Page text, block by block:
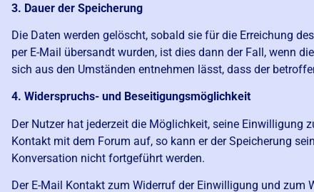
3. Dauer der Speicherung
Die Daten werden gelöscht, sobald sie für die Erreichung
per E-Mail übersandt wurden, ist dies dann der Fall, wenn
sich aus den Umständen entnehmen lässt, dass der
4. Widerspruchs- und Beseitigungsmöglichkeit
Der Nutzer hat jederzeit die Möglichkeit, seine Einwilligung
Kontakt mit dem Forum auf, so kann er der Speicherung
Konversation nicht fortgeführt werden.
Der E-Mail Kontakt zum Widerruf der Einwilligung und zum